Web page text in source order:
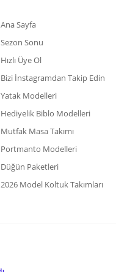
Ana Sayfa
Sezon Sonu
Hızlı Üye Ol
Bizi İnstagramdan Takip Edin
Yatak Modelleri
Hediyelik Biblo Modelleri
Mutfak Masa Takımı
Portmanto Modelleri
Düğün Paketleri
2026 Model Koltuk Takımları